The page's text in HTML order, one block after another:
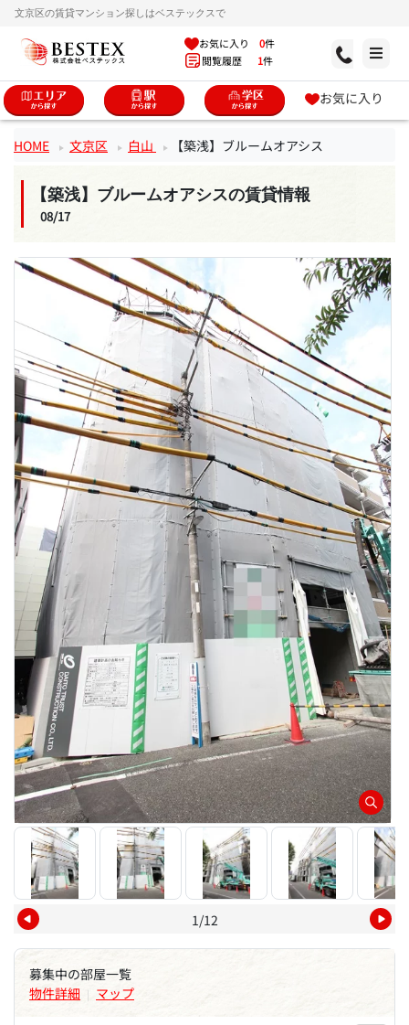
文京区の賃貸マンション探しはベステックスで
お気に入り 0件
閲覧履歴 1件
お気に入り
HOME 文京区 白山 【築浅】ブルームオアシス
【築浅】ブルームオアシスの賃貸情報
08/17
1/12
募集中の部屋一覧
物件詳細 | マップ